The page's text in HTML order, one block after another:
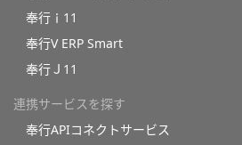
奉行ｉ11
奉行V ERP Smart
奉行Ｊ11
連携サービスを探す
奉行APIコネクトサービス